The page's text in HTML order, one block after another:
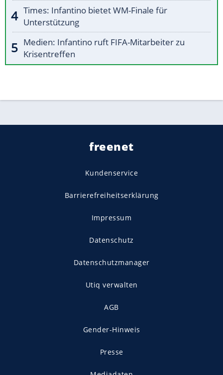
Times: Infantino bietet WM-Finale für
Unterstützung
Medien: Infantino ruft FIFA-Mitarbeiter zu
Krisentreffen
freenet
Kundenservice
Barrierefreiheitserklärung
Impressum
Datenschutz
Datenschutzmanager
Utiq verwalten
AGB
Gender-Hinweis
Presse